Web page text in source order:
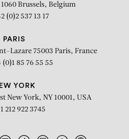
Dialonké
1060 Brussels, Belgium
(0)2 537 13 17
PARIS
Lazare 75003 Paris, France
(0)1 85 76 55 55
YORK
New York, NY 10001, USA
212 922 3745